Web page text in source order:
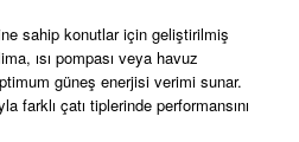
sahip konutlar için geliştirilmiş
ısı pompası veya havuz
güneş enerjisi verimi sunar.
farklı çatı tiplerinde performansını